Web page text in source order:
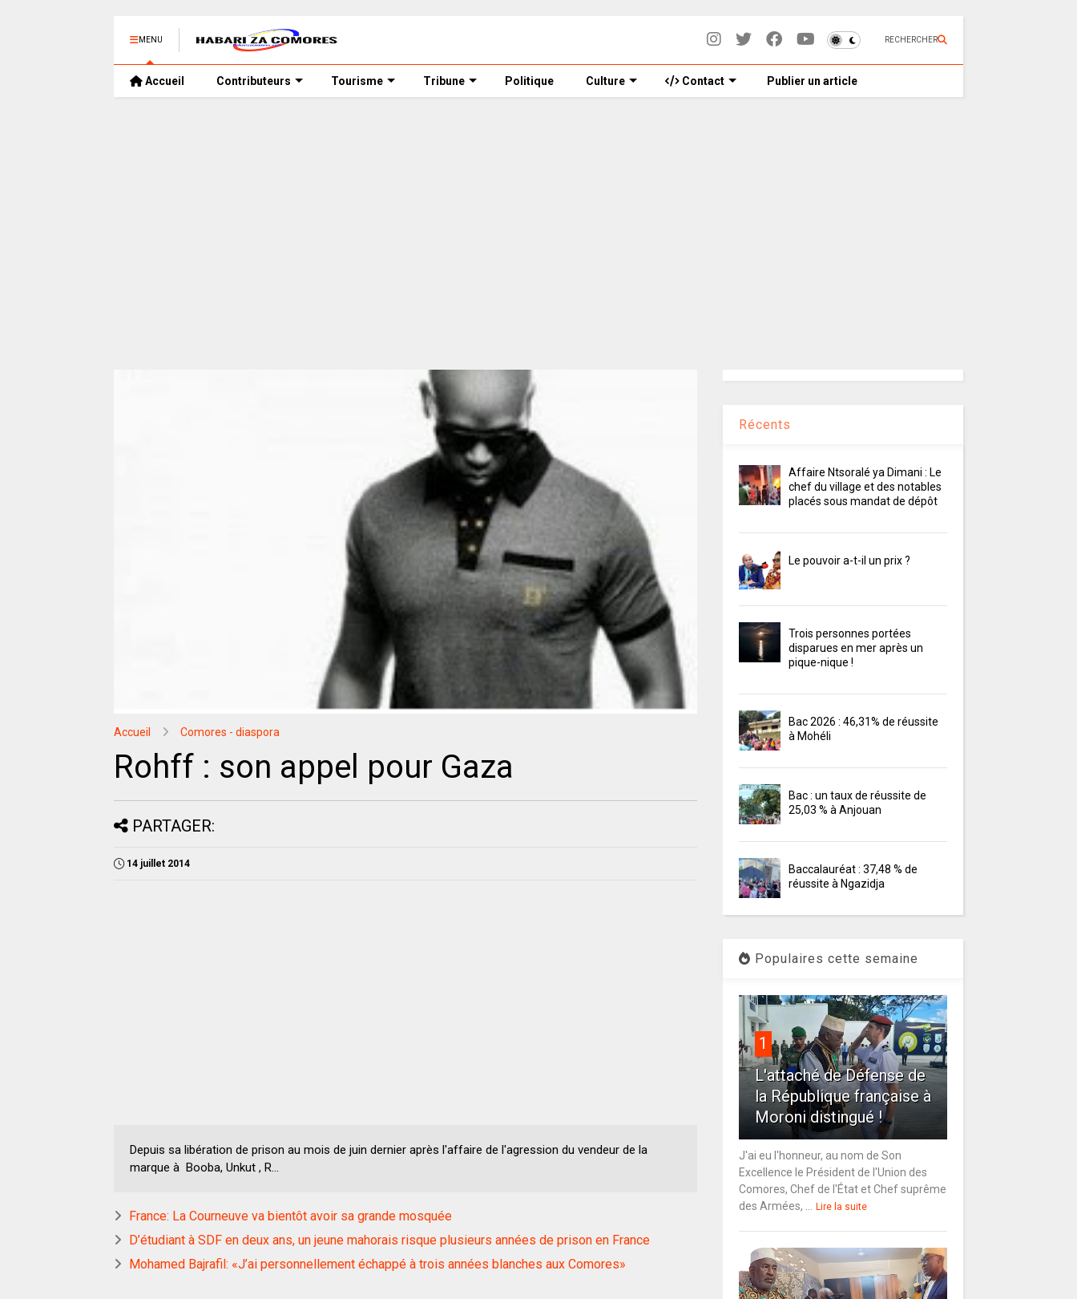
MENU RECHERCHER
Accueil Contributeurs Tourisme Tribune Politique Culture Contact Publier un article
Accueil Comores - diaspora
Rohff : son appel pour Gaza
PARTAGER:
14 juillet 2014
Depuis sa libération de prison au mois de juin dernier après l'affaire de l'agression du vendeur de la
marque à Booba, Unkut , R...
France: La Courneuve va bientôt avoir sa grande mosquée
D’étudiant à SDF en deux ans, un jeune mahorais risque plusieurs années de prison en France
Mohamed Bajrafil: «J’ai personnellement échappé à trois années blanches aux Comores»
Récents
Affaire Ntsoralé ya Dimani : Le
chef du village et des notables
placés sous mandat de dépôt
Le pouvoir a-t-il un prix ?
Trois personnes portées
disparues en mer après un
pique-nique !
Bac 2026 : 46,31% de réussite
à Mohéli
Bac : un taux de réussite de
25,03 % à Anjouan
Baccalauréat : 37,48 % de
réussite à Ngazidja
Populaires cette semaine
1
L'attaché de Défense de
la République française à
Moroni distingué !
J'ai eu l'honneur, au nom de Son
Excellence le Président de l'Union des
Comores, Chef de l'État et Chef suprême
des Armées, ...
Lire la suite